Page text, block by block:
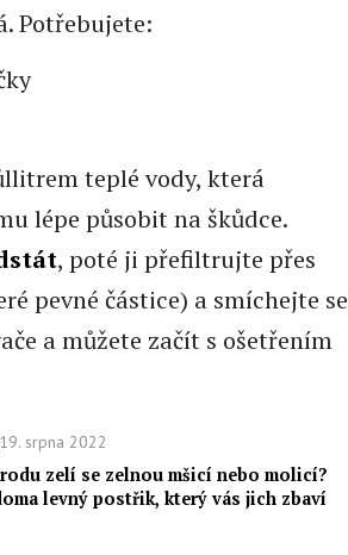
Potřebujete:
teplé vody, která
lépe působit na škůdce.
, poté ji přefiltrujte přes
pevné částice) a smíchejte se
a můžete začít s ošetřením
19. srpna 2022
zelí se zelnou mšicí nebo molicí?
levný postřik, který vás jich zbaví